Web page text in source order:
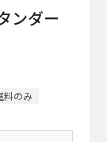
ンダー
料のみ